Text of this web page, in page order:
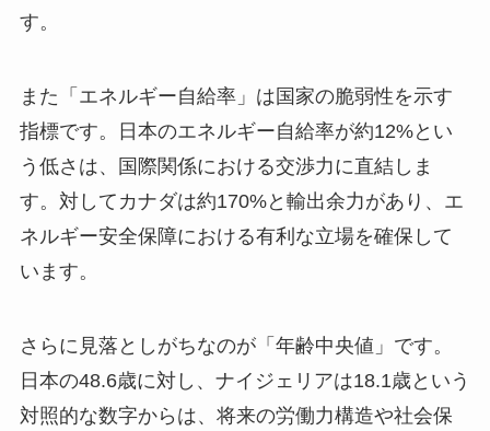
す。
また「エネルギー自給率」は国家の脆弱性を示す
指標です。日本のエネルギー自給率が約12%とい
う低さは、国際関係における交渉力に直結しま
す。対してカナダは約170%と輸出余力があり、エ
ネルギー安全保障における有利な立場を確保して
います。
さらに見落としがちなのが「年齢中央値」です。
日本の48.6歳に対し、ナイジェリアは18.1歳という
対照的な数字からは、将来の労働力構造や社会保